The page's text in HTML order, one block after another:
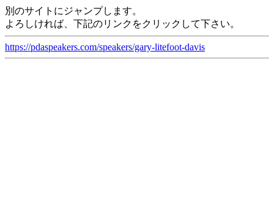
別のサイトにジャンプします。
よろしければ、下記のリンクをクリックして下さい。
https://pdaspeakers.com/speakers/gary-litefoot-davis